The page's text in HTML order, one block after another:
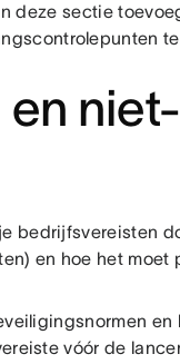
deze sectie
en
bedrijfsvereisten
en hoe het
vóór de